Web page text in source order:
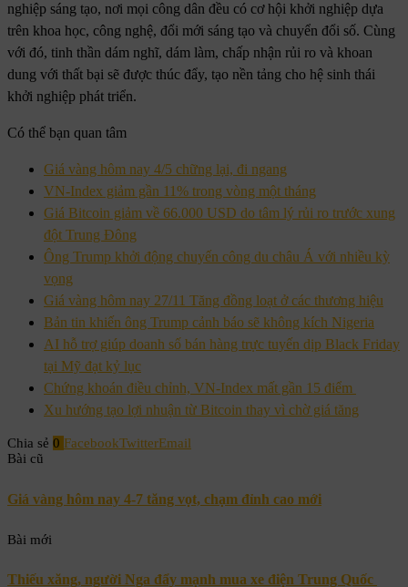
nghiệp sáng tạo, nơi mọi công dân đều có cơ hội khởi nghiệp dựa
trên khoa học, công nghệ, đổi mới sáng tạo và chuyển đổi số. Cùng
với đó, tinh thần dám nghĩ, dám làm, chấp nhận rủi ro và khoan
dung với thất bại sẽ được thúc đẩy, tạo nền tảng cho hệ sinh thái
khởi nghiệp phát triển.
Có thể bạn quan tâm
Giá vàng hôm nay 4/5 chững lại, đi ngang
VN-Index giảm gần 11% trong vòng một tháng
Giá Bitcoin giảm về 66.000 USD do tâm lý rủi ro trước xung
đột Trung Đông
Ông Trump khởi động chuyến công du châu Á với nhiều kỳ
vọng
Giá vàng hôm nay 27/11 Tăng đồng loạt ở các thương hiệu
Bản tin khiến ông Trump cảnh báo sẽ không kích Nigeria
AI hỗ trợ giúp doanh số bán hàng trực tuyến dịp Black Friday
tại Mỹ đạt kỷ lục
Chứng khoán điều chỉnh, VN-Index mất gần 15 điểm
Xu hướng tạo lợi nhuận từ Bitcoin thay vì chờ giá tăng
Chia sẻ 0 FacebookTwitterEmail
Bài cũ
Giá vàng hôm nay 4-7 tăng vọt, chạm đỉnh cao mới
Bài mới
Thiếu xăng, người Nga đẩy mạnh mua xe điện Trung Quốc